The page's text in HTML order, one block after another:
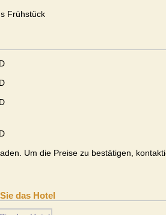
Frühstück
Um die Preise zu bestätigen,
das Hotel